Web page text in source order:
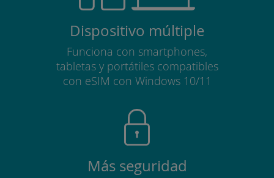
Dispositivo múltiple
Funciona con smartphones,
tabletas y portátiles compatibles
con eSIM con Windows 10/11
Más seguridad